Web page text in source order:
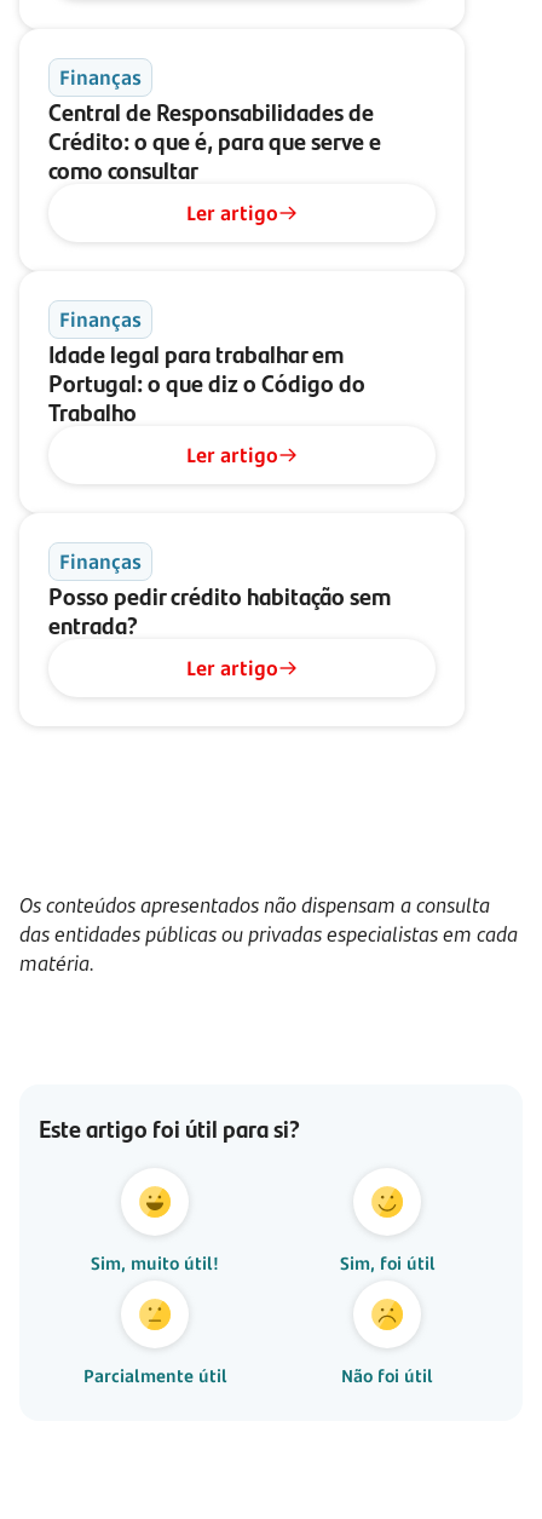
Finanças
Central de Responsabilidades de
Crédito: o que é, para que serve e
como consultar
Ler artigo
Finanças
Idade legal para trabalhar em
Portugal: o que diz o Código do
Trabalho
Ler artigo
Finanças
Posso pedir crédito habitação sem
entrada?
Ler artigo
Os conteúdos apresentados não dispensam a consulta
das entidades públicas ou privadas especialistas em cada
matéria.
Este artigo foi útil para si?
Sim, muito útil! Sim, foi útil
Parcialmente útil Não foi útil